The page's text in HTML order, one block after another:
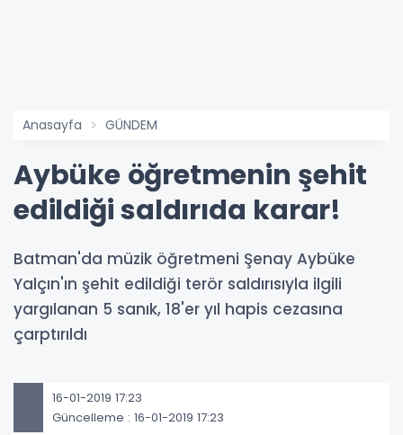
Anasayfa GÜNDEM
Aybüke öğretmenin şehit
edildiği saldırıda karar!
Batman'da müzik öğretmeni Şenay Aybüke
Yalçın'ın şehit edildiği terör saldırısıyla ilgili
yargılanan 5 sanık, 18'er yıl hapis cezasına
çarptırıldı
16-01-2019 17:23
Güncelleme : 16-01-2019 17:23